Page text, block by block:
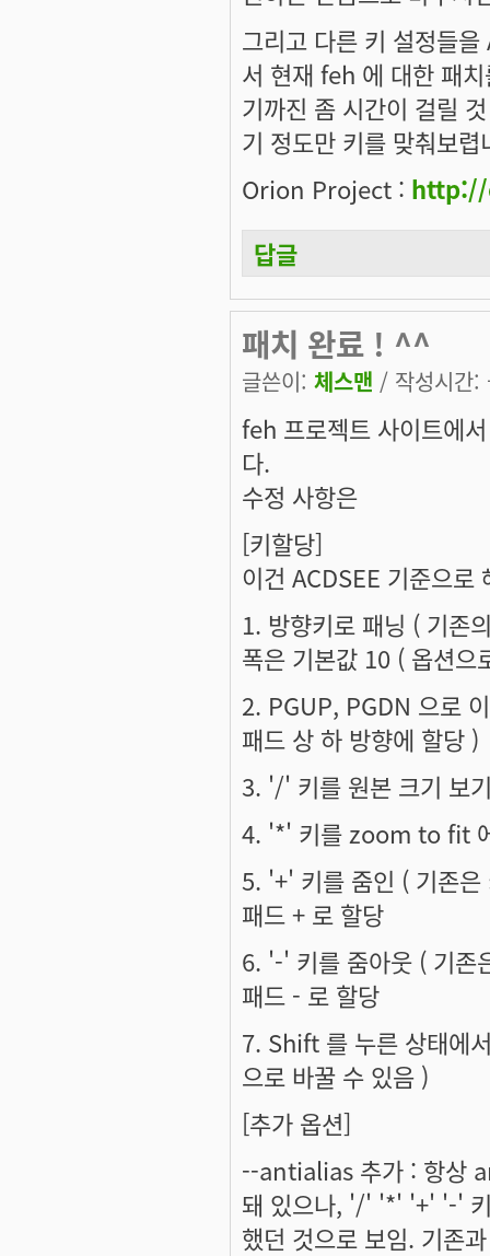
그리고 다른 키 설정들
서 현재 feh 에 대한 패
기까진 좀 시간이 걸릴
기 정도만 키를 맞춰보렵
Orion Project :
답글
패치 완료 ! ^^
글쓴이: 체스맨 / 작성시간
feh 프로젝트 사이트에
다.
수정 사항은
[키할당]
이건 ACDSEE 기준으로
1. 방향키로 패닝 ( 기존
폭은 기본값 10 ( 옵션으
2. PGUP, PGDN 으로
패드 상 하 방향에 할당 )
3. '/' 키를 원본 크기 보
4. '*' 키를 zoom to fit
5. '+' 키를 줌인 ( 기존
패드 + 로 할당
6. '-' 키를 줌아웃 ( 기존
패드 - 로 할당
7. Shift 를 누른 상태에
으로 바꿀 수 있음 )
[추가 옵션]
--antialias 추가 : 항상
돼 있으나, '/' '*' '+' '-' 키
했던 것으로 보임. 기존